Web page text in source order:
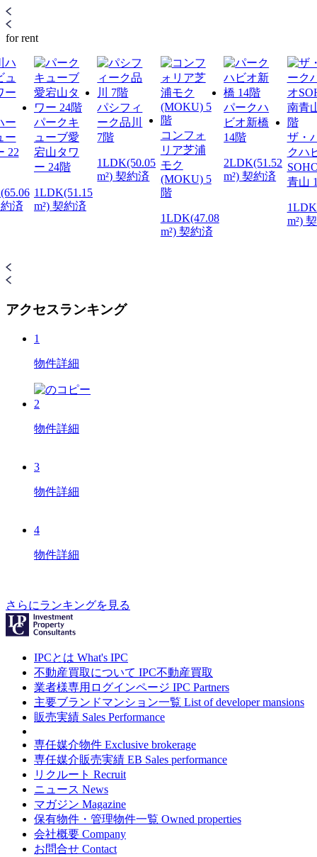
for rent
ー
ー
22
済
パークキ
ューブ愛
宕山タワ
ー 24階
1LDK(51.15
m²) 契約済
パシフィ
ーク品川
7階
1LDK(50.05
m²) 契約済
コンフォ
リア芝浦
モク
(MOKU) 5
階
1LDK(47.08
m²) 契約済
パークハ
ビオ新橋
14階
2LDK(51.52
m²) 契約済
ザ・
クハ
青山
m²)
アクセスランキング
1
物件詳細
2
物件詳細
3
物件詳細
4
物件詳細
さらにランキングを見る
IPCとは What's IPC
不動産買取について IPC不動産買取
業者様専用ログインページ IPC Partners
主要ブランドマンション一覧 List of developer mansions
販売実績 Sales Performance
専任媒介物件 Exclusive brokerage
専任媒介販売実績 EB Sales performance
リクルート Recruit
ニュース News
マガジン Magazine
保有物件・管理物件一覧 Owned properties
会社概要 Company
お問合せ Contact